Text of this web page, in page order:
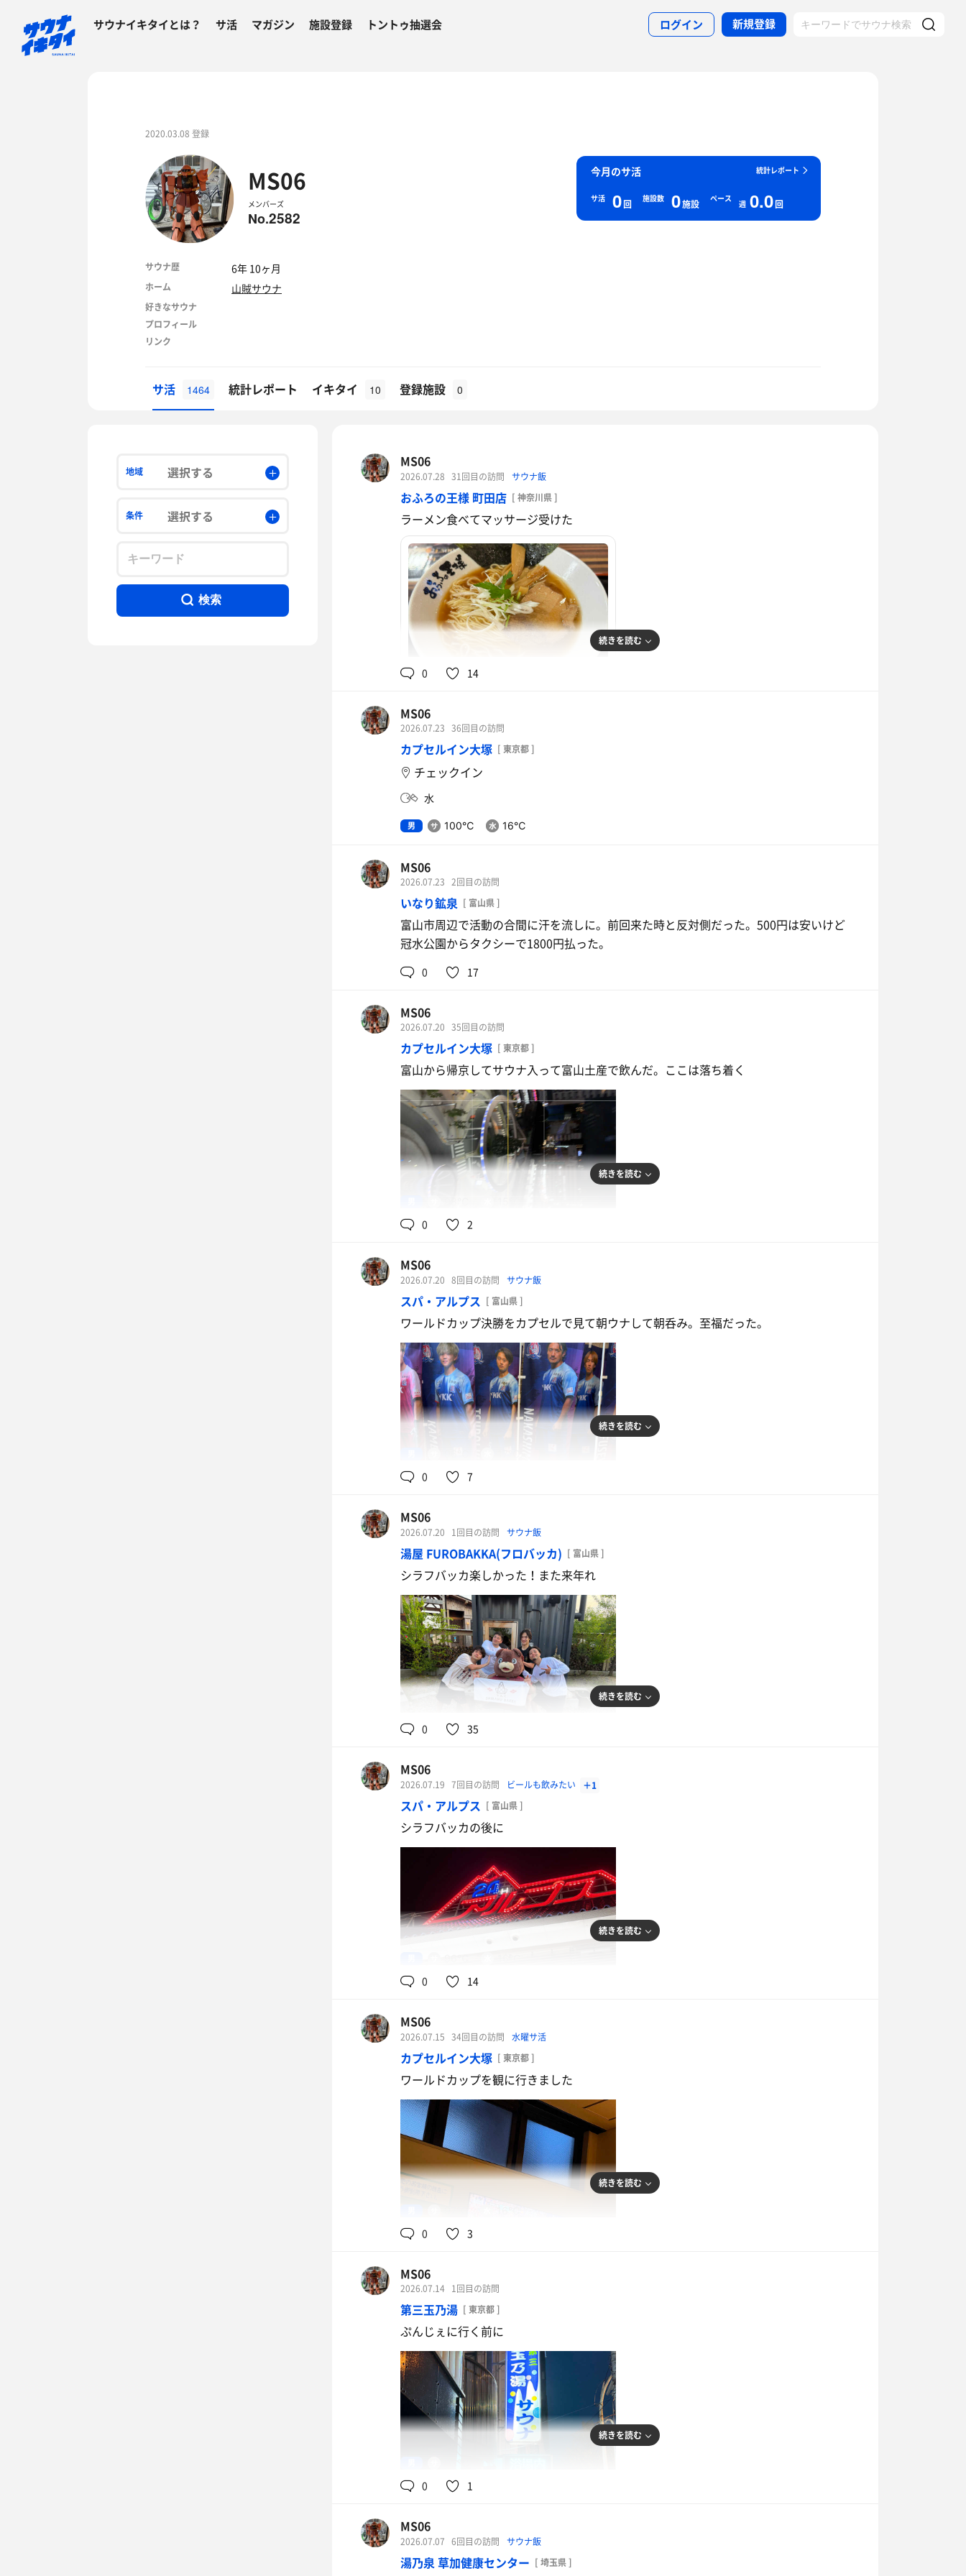
サウナイキタイとは？ サ活 マガジン 施設登録 トントゥ抽選会 ログイン 新規登録
2020.03.08 登録
MS06
メンバーズ
No.2582
統計レポート
今月のサ活
サ活 0回 施設数 0施設 ペース
週 0.0回
サウナ歴 6年 10ヶ月
ホーム 山賊サウナ
好きなサウナ
プロフィール
リンク
サ活 1464 統計レポート イキタイ 10 登録施設 0
地域 選択する
条件 選択する
検索
MS06
2026.07.28 31回目の訪問 サウナ飯
おふろの王様 町田店 [ 神奈川県 ]
ラーメン食べてマッサージ受けた
SUSURUTV監修醤油ラーメン
魚介豚骨
続きを読む
0 14
MS06
2026.07.23 36回目の訪問
カプセルイン大塚 [ 東京都 ]
チェックイン
水
男 100℃ 16℃
MS06
2026.07.23 2回目の訪問
いなり鉱泉 [ 富山県 ]
富山市周辺で活動の合間に汗を流しに。前回来た時と反対側だった。500円は安いけど
冠水公園からタクシーで1800円払った。
0 17
MS06
2026.07.20 35回目の訪問
カプセルイン大塚 [ 東京都 ]
富山から帰京してサウナ入って富山土産で飲んだ。ここは落ち着く
富山の水
続きを読む
0 2
MS06
2026.07.20 8回目の訪問 サウナ飯
スパ・アルプス [ 富山県 ]
ワールドカップ決勝をカプセルで見て朝ウナして朝呑み。至福だった。
朝定食
鮭の塩焼きが白身魚のフライになった
のは残念だがコレはコレで良かった。
続きを読む
0 7
MS06
2026.07.20 1回目の訪問 サウナ飯
湯屋 FUROBAKKA(フロバッカ) [ 富山県 ]
シラフバッカ楽しかった！また来年れ
続きを読む
0 35
MS06
2026.07.19 7回目の訪問 ビールも飲みたい ＋1
スパ・アルプス [ 富山県 ]
シラフバッカの後に
水
続きを読む
0 14
MS06
2026.07.15 34回目の訪問 水曜サ活
カプセルイン大塚 [ 東京都 ]
ワールドカップを観に行きました
水
続きを読む
0 3
MS06
2026.07.14 1回目の訪問
第三玉乃湯 [ 東京都 ]
ぷんじぇに行く前に
続きを読む
0 1
MS06
2026.07.07 6回目の訪問 サウナ飯
湯乃泉 草加健康センター [ 埼玉県 ]